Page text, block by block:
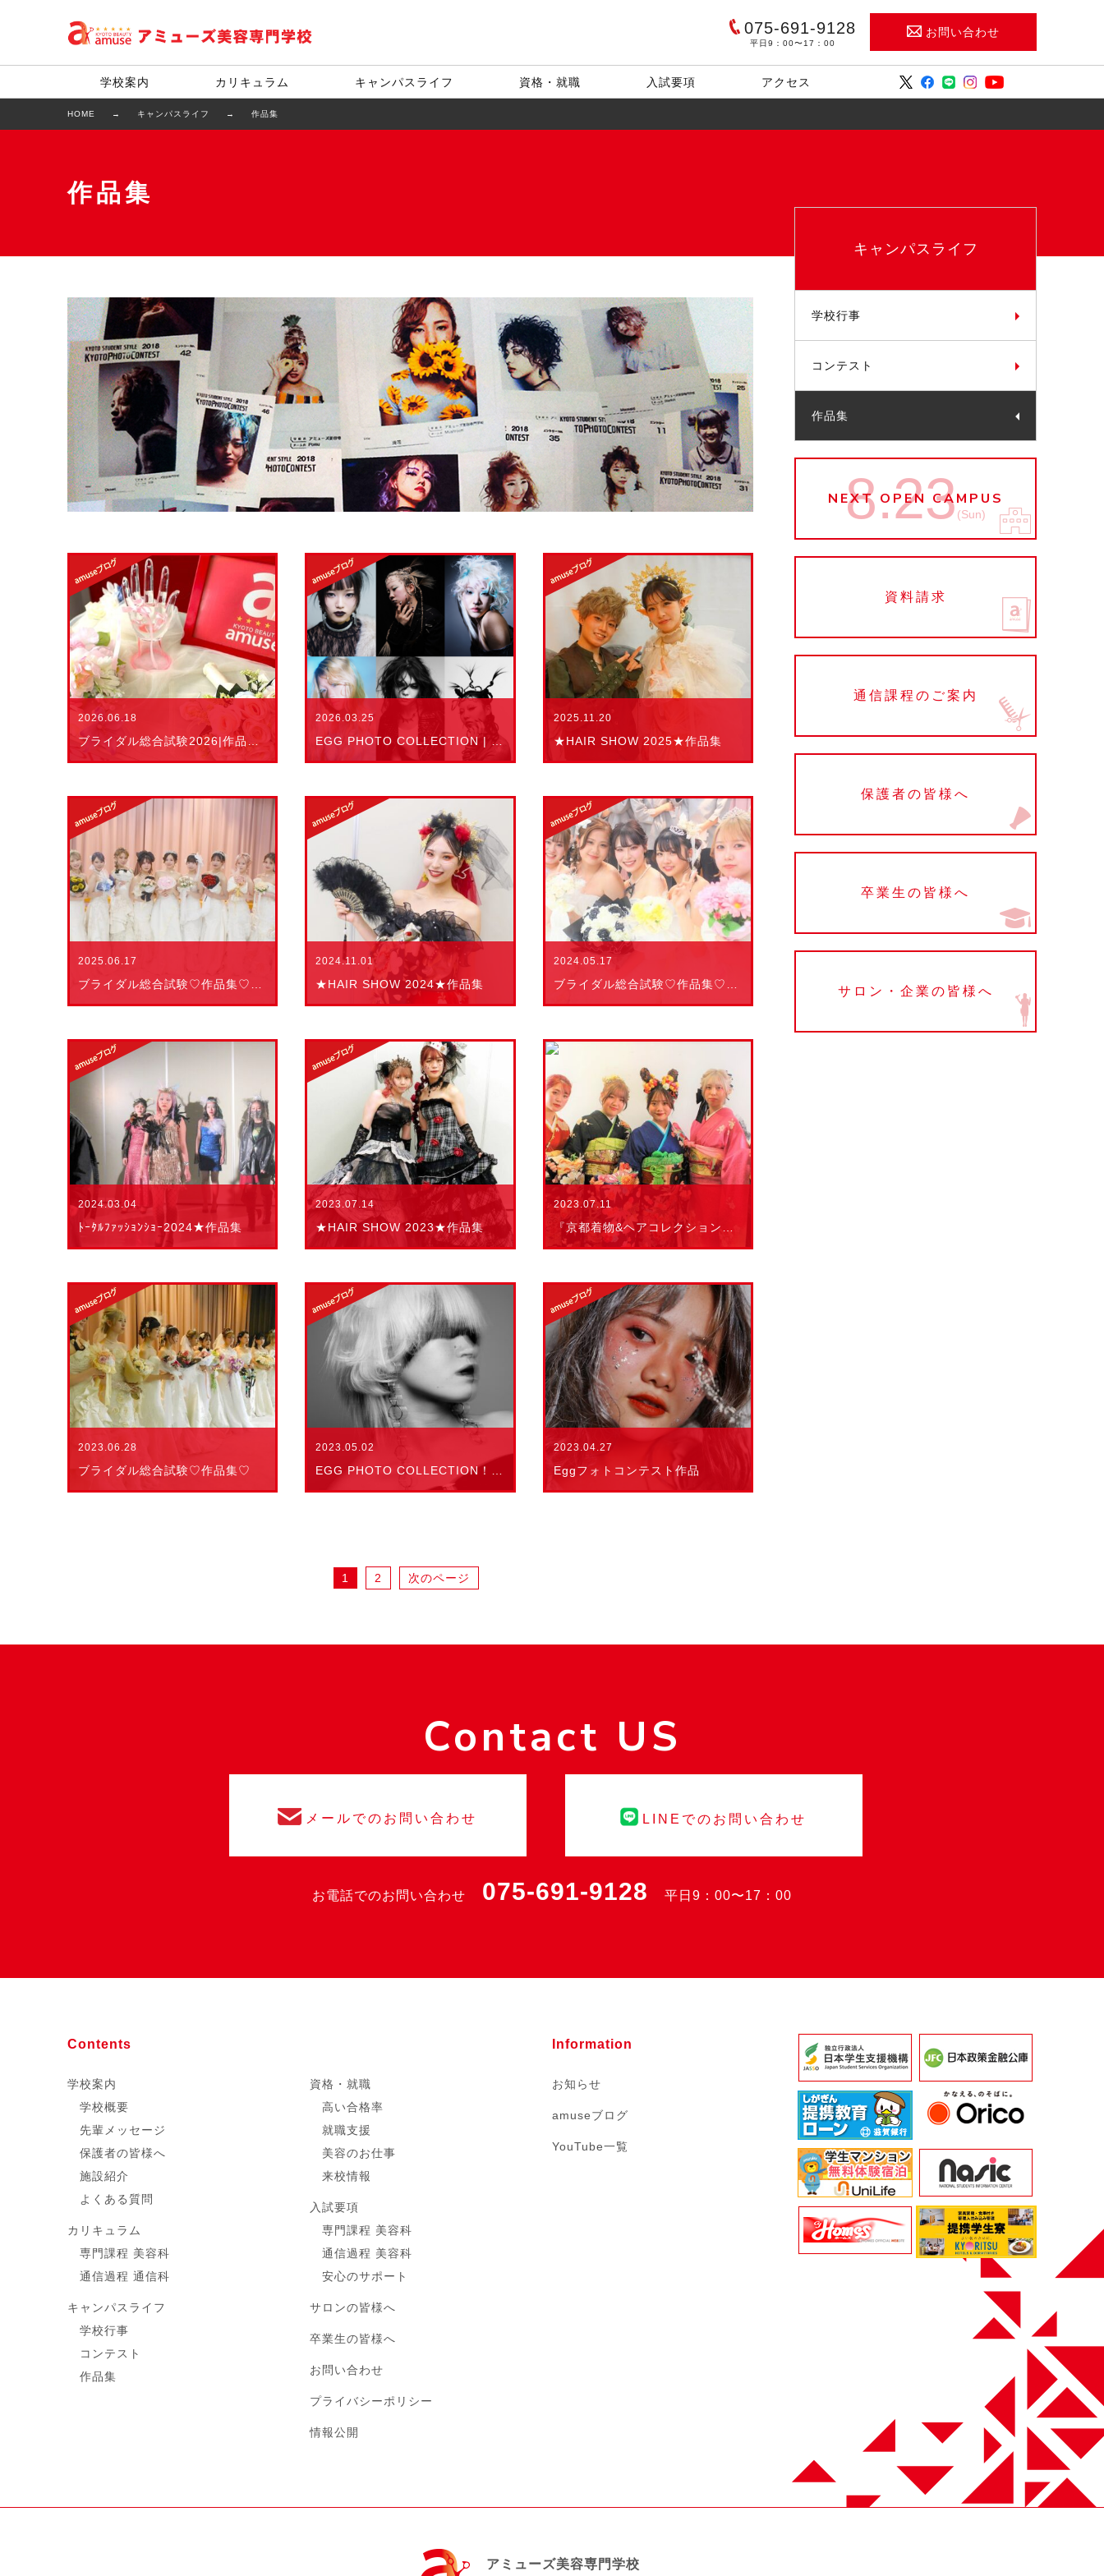
075-691-9128
平日9：00〜17：00
お問い合わせ
学校案内 カリキュラム キャンパスライフ 資格・就職 入試要項 アクセス
HOME キャンパスライフ 作品集
作品集
2026.06.18
ブライダル総合試験2026|作品集
2026.03.25
EGG PHOTO COLLECTION | 作品集
2025.11.20
★HAIR SHOW 2025★作品集
2025.06.17 2024.11.01
★HAIR SHOW 2024★作品集
2024.05.17
2024.03.04
ﾄｰﾀﾙﾌｧｯｼｮﾝｼｮｰ2024★作品集
2023.07.14
★HAIR SHOW 2023★作品集
2023.07.11
2023.06.28
ブライダル総合試験♡作品集♡
2023.05.02
EGG PHOTO COLLECTION！2023
2023.04.27
Eggフォトコンテスト作品
1 2 次のページ
キャンパスライフ
学校行事
コンテスト
作品集
NEXT OPEN CAMPUS
8.23 (Sun)
資料請求
通信課程のご案内
保護者の皆様へ
卒業生の皆様へ
サロン・企業の皆様へ
Contact US
メールでのお問い合わせ LINEでのお問い合わせ
お電話でのお問い合わせ 075-691-9128 平日9：00〜17：00
Contents
学校案内
学校概要
先輩メッセージ
保護者の皆様へ
施設紹介
よくある質問
カリキュラム
専門課程 美容科
通信過程 通信科
キャンパスライフ
学校行事
コンテスト
作品集
資格・就職
高い合格率
就職支援
美容のお仕事
来校情報
入試要項
専門課程 美容科
通信過程 美容科
安心のサポート
サロンの皆様へ
卒業生の皆様へ
お問い合わせ
プライバシーポリシー
情報公開
Information
お知らせ
amuseブログ
YouTube一覧
アミューズ美容専門学校